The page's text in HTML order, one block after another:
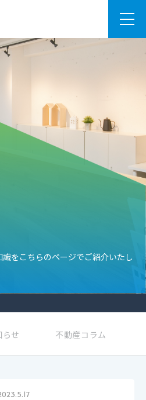
をこちらのページでご紹介いたし
らせ 不動産コラム